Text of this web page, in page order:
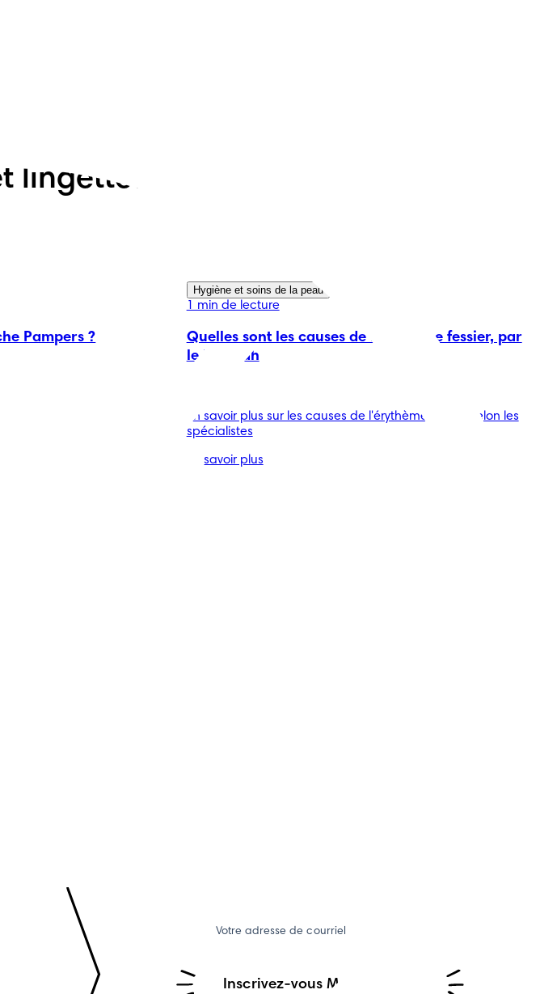
lingettes
Pampers ?
produit du quotidien si
Hygiène et soins de la peau
1 min de lecture
Quelles sont les causes de l'érythème fessier, par
le Dr Shah
En savoir plus sur les causes de l'érythème fessier selon les
spécialistes
En savoir plus
Votre adresse de courriel
Inscrivez-vous MAINTENANT